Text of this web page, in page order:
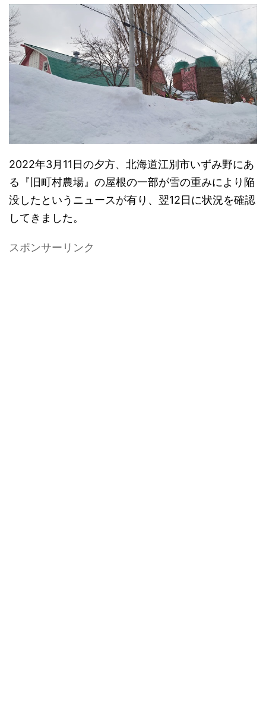
2022年3月11日の夕方、北海道江別市いずみ野にあ
る『旧町村農場』の屋根の一部が雪の重みにより陥
没したというニュースが有り、翌12日に状況を確認
してきました。
スポンサーリンク